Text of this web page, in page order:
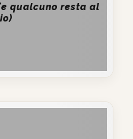
qualcuno resta al